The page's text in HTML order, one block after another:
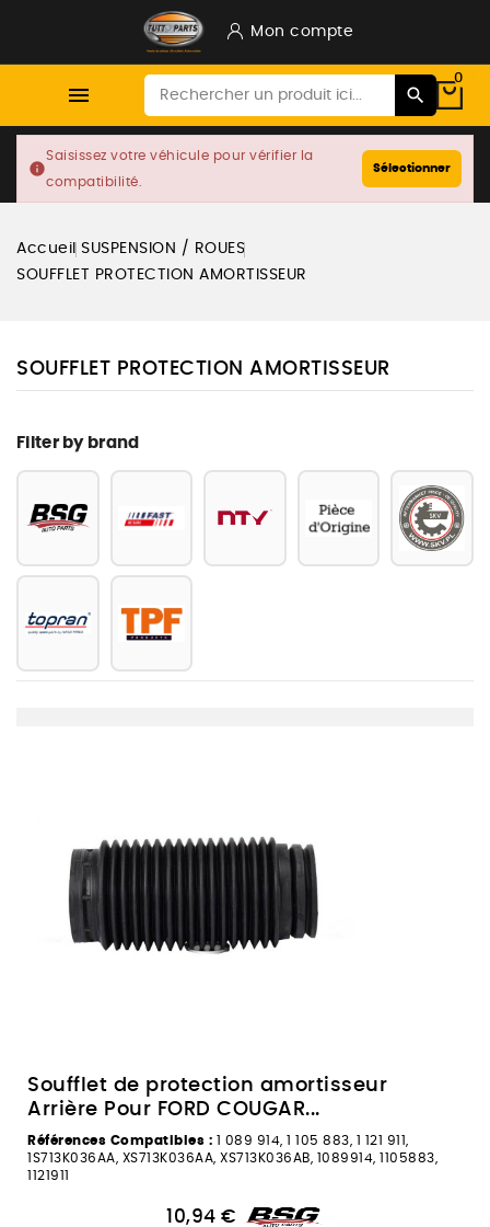
Mon compte

0
info
Saisissez votre véhicule pour vérifier la
compatibilité.
Sélectionner
Accueil SUSPENSION / ROUES
SOUFFLET PROTECTION AMORTISSEUR
SOUFFLET PROTECTION AMORTISSEUR
Filter by brand
Soufflet de protection amortisseur
Arrière Pour FORD COUGAR...
Références Compatibles : 1 089 914, 1 105 883, 1 121 911,
1S713K036AA, XS713K036AA, XS713K036AB, 1089914, 1105883,
1121911
10,94 €